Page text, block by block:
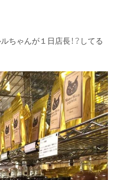
ちゃんが１日店長！？してる